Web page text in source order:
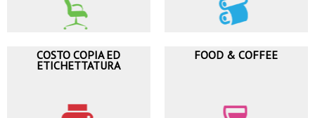
COSTO COPIA ED
ETICHETTATURA
FOOD & COFFEE